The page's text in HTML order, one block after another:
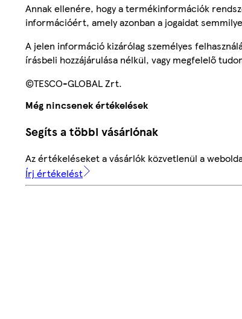
Annak ellenére, hogy a termékinformációk
információért, amely azonban a jogaidat
A jelen információ kizárólag személyes
írásbeli hozzájárulása nélkül, vagy megfelelő
©TESCO-GLOBAL Zrt.
Még nincsenek értékelések
Segíts a többi vásárlónak
Az értékeléseket a vásárlók közvetlenül a
Írj értékelést